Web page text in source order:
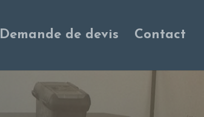
Demande de devis Contact